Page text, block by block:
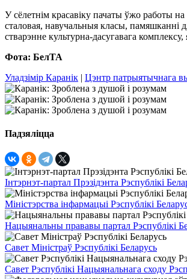
У сёлетнім красавіку пачаты ўжо работы
сталовая, навучальныя класы, памяшканні
стварэнне культурна-дасугавага
Фота: БелТА
Уладзімір Каранік | Цэнтр патрыятычнага
Падзяліцца
Інтэрнэт-партал Прэзідэнта Рэспублікі
Міністэрства інфармацыі Рэспублікі
Нацыянальны прававы партал Рэспублікі
Савет Міністраў Рэспублікі Беларусь
Савет Рэспублікі Нацыянальнага сходу